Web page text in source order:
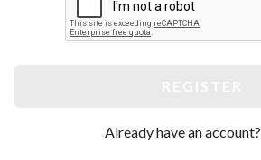
Already have an account?